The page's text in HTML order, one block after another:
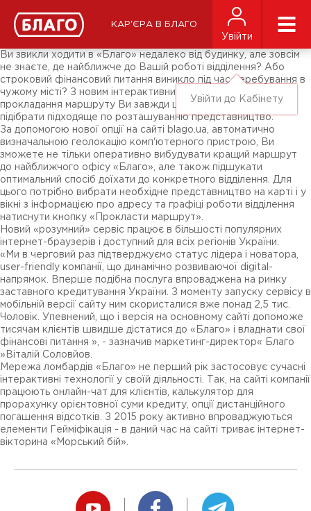
КАР'ЄРА В БЛАГО
Увійти
Увійти до Кабінету
ЗМІ про нас
Підписники соц-мереж
Ярмарки
Ви звикли ходити в «Благо» недалеко від будинку, але зовсім
не знаєте, де найближче до Вашій роботі відділення? Або
строковий фінансовий питання виникло під час перебування в
чужому місті? З новим інтерактивним сервісом від «Благо» з
прокладання маршруту Ви завжди швидко і точно зможете
підібрати підходяще по розташуванню представництво.
За допомогою нової опції на сайті blago.ua, автоматично
визначальною геолокацію комп'ютерного пристрою, Ви
зможете не тільки оперативно вибудувати кращий маршрут
до найближчого офісу «Благо», але також підшукати
оптимальний спосіб доїхати до конкретного відділення. Для
цього потрібно вибрати необхідне представництво на карті і у
вікні з інформацією про адресу та графіці роботи відділення
натиснути кнопку «Прокласти маршрут».
Новий «розумний» сервіс працює в більшості популярних
інтернет-браузерів і доступний для всіх регіонів України.
«Ми в черговий раз підтверджуємо статус лідера і новатора,
user-friendly компанії, що динамічно розвиваючої digital-
напрямок. Вперше подібна послуга впроваджена на ринку
заставного кредитування України. З моменту запуску сервісу в
мобільній версії сайту ним скористалися вже понад 2,5 тис.
Чоловік. Упевнений, що і версія на основному сайті допоможе
тисячам клієнтів швидше дістатися до «Благо» і владнати свої
фінансові питання », - зазначив маркетинг-директор« Благо
»Віталій Соловйов.
Мережа ломбардів «Благо» не перший рік застосовує сучасні
інтерактивні технології у своїй діяльності. Так, на сайті компанії
працюють онлайн-чат для клієнтів, калькулятор для
прорахунку орієнтовної суми кредиту, опції дистанційного
погашення відсотків. З 2015 року активно впроваджуються
елементи Гейміфікація - в даний час на сайті триває інтернет-
вікторина «Морський бій».